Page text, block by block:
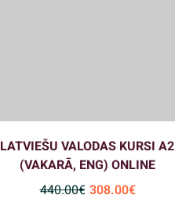
LATVIEŠU VALODAS KURSI A2
(VAKARĀ, ENG) ONLINE
440.00€ 308.00€